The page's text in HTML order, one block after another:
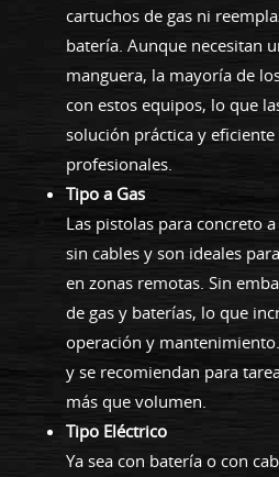
cartuchos de gas ni
batería. Aunque necesitan
manguera, la mayoría de
con estos equipos, lo que
solución práctica y
profesionales.
Tipo a Gas
Las pistolas para concreto
sin cables y son ideales
en zonas remotas. Sin
de gas y baterías, lo que
operación y
y se recomiendan para
más que volumen.
Tipo Eléctrico
Ya sea con batería o con